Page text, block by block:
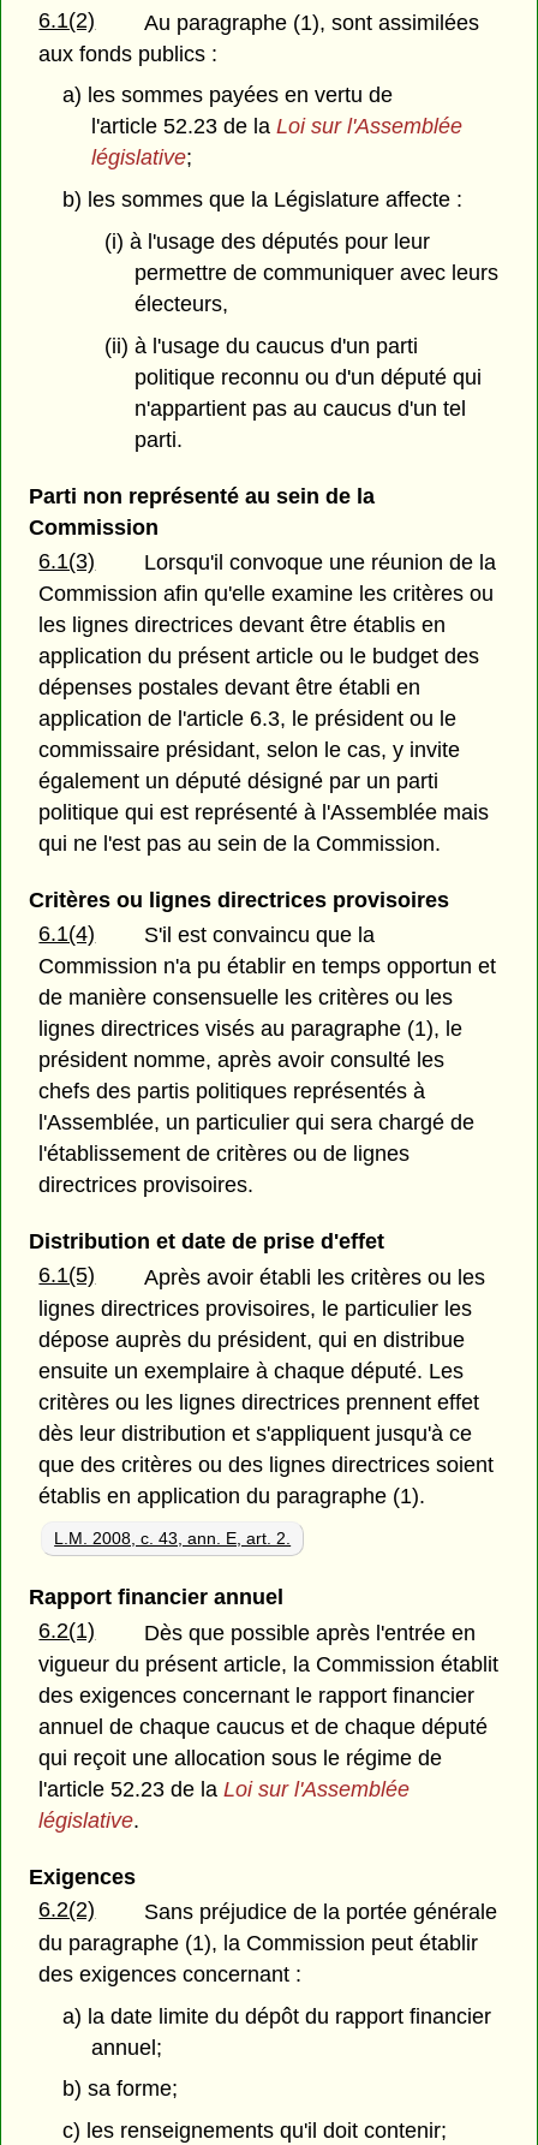
6.1(2)
Au paragraphe (1), sont assimilées
aux fonds publics :
a) les sommes payées en vertu de
l'article 52.23 de laLoi sur l'Assemblée
législative;
b) les sommes que la Législature affecte :
(i) à l'usage des députés pour leur
permettre de communiquer avec leurs
électeurs,
(ii) à l'usage du caucus d'un parti
politique reconnu ou d'un député qui
n'appartient pas au caucus d'un tel
parti.
Parti non représenté au sein de la
Commission
6.1(3)
Lorsqu'il convoque une réunion de la
Commission afin qu'elle examine les critères ou
les lignes directrices devant être établis en
application du présent article ou le budget des
dépenses postales devant être établi en
application de l'article 6.3, le président ou le
commissaire présidant, selon le cas, y invite
également un député désigné par un parti
politique qui est représenté à l'Assemblée mais
qui ne l'est pas au sein de la Commission.
Critères ou lignes directrices provisoires
6.1(4)
S'il est convaincu que la
Commission n'a pu établir en temps opportun et
de manière consensuelle les critères ou les
lignes directrices visés au paragraphe (1), le
président nomme, après avoir consulté les
chefs des partis politiques représentés à
l'Assemblée, un particulier qui sera chargé de
l'établissement de critères ou de lignes
directrices provisoires.
Distribution et date de prise d'effet
6.1(5)
Après avoir établi les critères ou les
lignes directrices provisoires, le particulier les
dépose auprès du président, qui en distribue
ensuite un exemplaire à chaque député. Les
critères ou les lignes directrices prennent effet
dès leur distribution et s'appliquent jusqu'à ce
que des critères ou des lignes directrices soient
établis en application du paragraphe (1).
L.M. 2008, c. 43, ann. E, art. 2.
Rapport financier annuel
6.2(1)
Dès que possible après l'entrée en
vigueur du présent article, la Commission établit
des exigences concernant le rapport financier
annuel de chaque caucus et de chaque député
qui reçoit une allocation sous le régime de
l'article 52.23 de laLoi sur l'Assemblée
législative.
Exigences
6.2(2)
Sans préjudice de la portée générale
du paragraphe (1), la Commission peut établir
des exigences concernant :
a) la date limite du dépôt du rapport financier
annuel;
b) sa forme;
c) les renseignements qu'il doit contenir;